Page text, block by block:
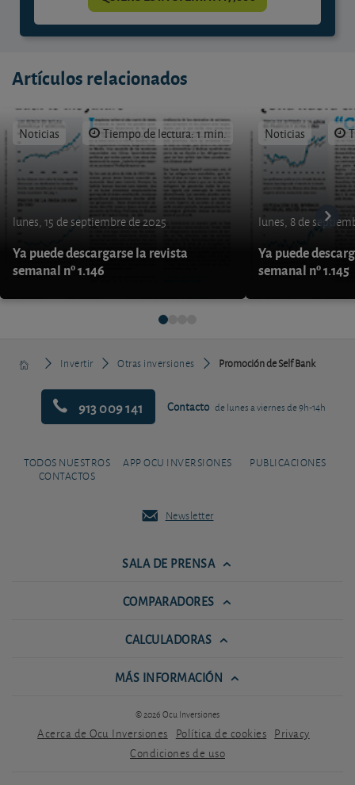
Artículos relacionados
Noticias Tiempo de lectura: 1 min.
lunes, 15 de septiembre de 2025
Ya puede descargarse la revista
semanal nº 1.146
Noticias
lunes, 8 de
Ya puede
semanal nº 1.145
Invertir Otras inversiones Promoción de Self Bank
913 009 141 Contacto de lunes a viernes de 9h-14h
TODOS NUESTROS
CONTACTOS
APP OCU INVERSIONES PUBLICACIONES
Newsletter
SALA DE PRENSA
COMPARADORES
CALCULADORAS
MÁS INFORMACIÓN
© 2026 Ocu Inversiones
Acerca de Ocu Inversiones Política de cookies Privacy
Condiciones de uso